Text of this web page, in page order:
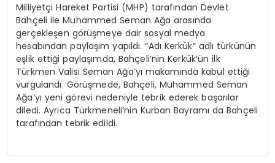
Milliyetçi Hareket Partisi (MHP) tarafından Devlet
Bahçeli ile Muhammed Seman Ağa arasında
gerçekleşen görüşmeye dair sosyal medya
hesabından paylaşım yapıldı. “Adı Kerkük” adlı türkünün
eşlik ettiği paylaşımda, Bahçeli’nin Kerkük’ün ilk
Türkmen Valisi Seman Ağa’yı makamında kabul ettiği
vurgulandı. Görüşmede, Bahçeli, Muhammed Seman
Ağa’yı yeni görevi nedeniyle tebrik ederek başarılar
diledi. Ayrıca Türkmeneli’nin Kurban Bayramı da Bahçeli
tarafından tebrik edildi.